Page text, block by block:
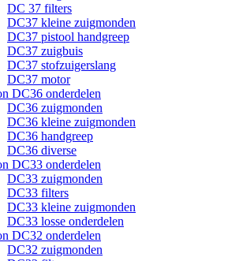
DC 37 filters
DC37 kleine zuigmonden
DC37 pistool handgreep
DC37 zuigbuis
DC37 stofzuigerslang
DC37 motor
DC36 onderdelen
DC36 zuigmonden
DC36 kleine zuigmonden
DC36 handgreep
DC36 diverse
DC33 onderdelen
DC33 zuigmonden
DC33 filters
DC33 kleine zuigmonden
DC33 losse onderdelen
DC32 onderdelen
DC32 zuigmonden